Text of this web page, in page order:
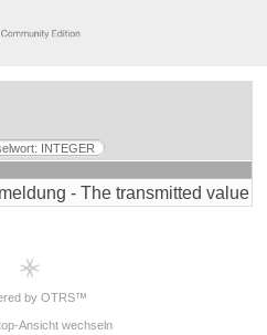
INTEGER
- The transmitted value
by OTRS™
Ansicht wechseln